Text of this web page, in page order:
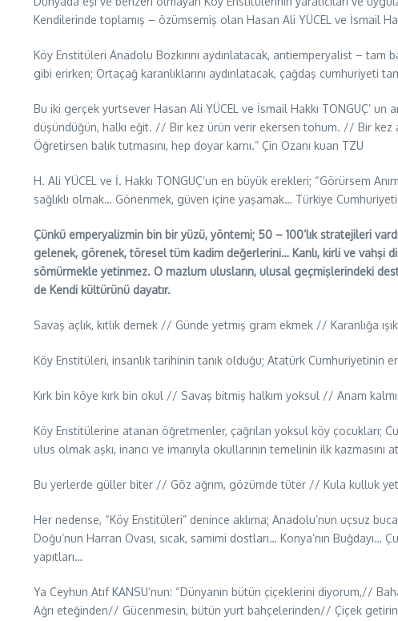
Kendilerinde toplamış – özümsemiş olan Hasan Ali YÜCEL ve İsmail
Köy Enstitüleri Anadolu Bozkırını aydınlatacak, antiemperyalist –
gibi erirken; Ortaçağ karanlıklarını aydınlatacak, çağdaş cumhuriyeti
Bu iki gerçek yurtsever Hasan Ali YÜCEL ve İsmail Hakkı TONGUÇ’
düşündüğün, halkı eğit. // Bir kez ürün verir ekersen tohum. // Bir
Öğretirsen balık tutmasını, hep doyar karnı.” Çin Ozanı kuan TZU
H. Ali YÜCEL ve İ. Hakkı TONGUÇ’un en büyük erekleri; “Görürsem
sağlıklı olmak… Gönenmek, güven içine yaşamak… Türkiye
Çünkü emperyalizmin bin bir yüzü, yöntemi; 50 – 100’lık stratejileri
gelenek, görenek, töresel tüm kadim değerlerini… Kanlı, kirli ve vahşi
sömürmekle yetinmez. O mazlum ulusların, ulusal geçmişlerindeki
de Kendi kültürünü dayatır.
Savaş açlık, kıtlık demek // Günde yetmiş gram ekmek // Karanlığa
Köy Enstitüleri, insanlık tarihinin tanık olduğu; Atatürk Cumhuriyetinin
Kırk bin köye kırk bin okul // Savaş bitmiş halkım yoksul // Anam
Köy Enstitülerine atanan öğretmenler, çağrılan yoksul köy çocukları;
ulus olmak aşkı, inancı ve imanıyla okullarının temelinin ilk
Bu yerlerde güller biter // Göz ağrım, gözümde tüter // Kula kulluk
Her nedense, “Köy Enstitüleri” denince aklıma; Anadolu’nun uçsuz
Doğu’nun Harran Ovası, sıcak, samimi dostları… Konya’nın Buğdayı…
yapıtları…
Ya Ceyhun Atıf KANSU’nun: “Dünyanın bütün çiçeklerini diyorum,//
Ağrı eteğinden// Gücenmesin, bütün yurt bahçelerinden// Çiçek